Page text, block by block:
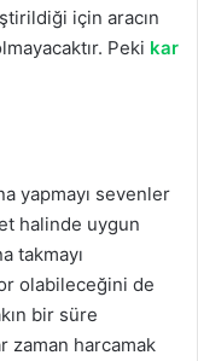
için aracın
Peki kar
yapmayı sevenler
halinde uygun
takmayı
olabileceğini de
bir süre
zaman harcamak